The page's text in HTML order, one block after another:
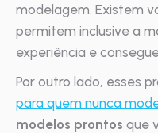
modelagem. Existem
permitem inclusive a
experiência e
Por outro lado, esses
para quem nunca
modelos prontos que